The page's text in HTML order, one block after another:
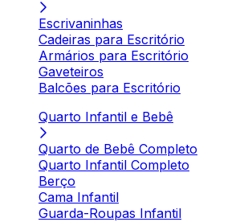
Escrivaninhas
Cadeiras para Escritório
Armários para Escritório
Gaveteiros
Balcões para Escritório
Quarto Infantil e Bebê
Quarto de Bebê Completo
Quarto Infantil Completo
Berço
Cama Infantil
Guarda-Roupas Infantil